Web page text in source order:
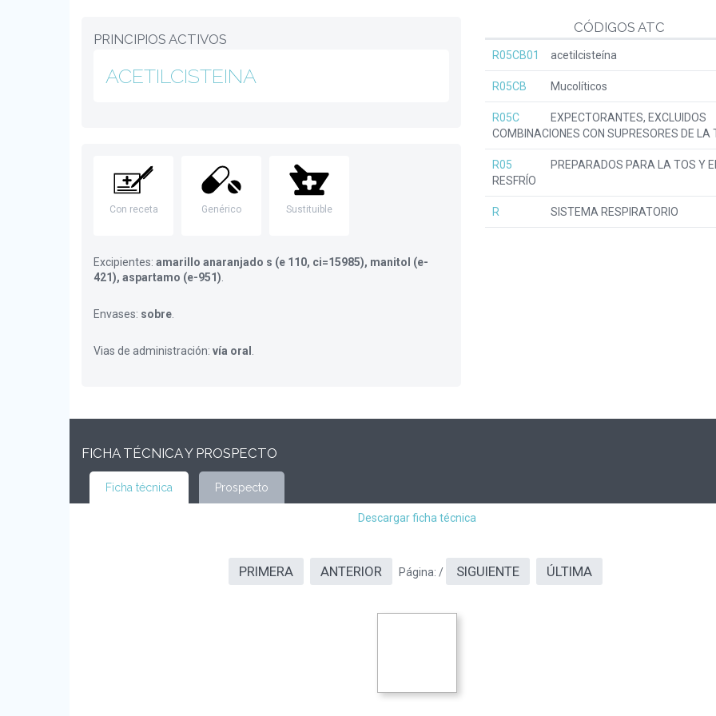
CÓDIGOS ATC
R05CB01 acetilcisteína
R05CB Mucolíticos
R05C
EXPECTORANTES, EXCLUIDOS
COMBINACIONES CON SUPRESORES DE LA
R05
PREPARADOS PARA LA TOS Y EL
RESFRÍO
R SISTEMA RESPIRATORIO
PRINCIPIOS ACTIVOS
ACETILCISTEINA
Con receta Genérico Sustituible
Excipientes: amarillo anaranjado s (e 110, ci=15985), manitol (e-
421), aspartamo (e-951)
Envases: sobre
Vias de administración: vía oral
FICHA TÉCNICA Y PROSPECTO
Ficha técnica Prospecto
Descargar ficha técnica
PRIMERA ANTERIOR Página: / SIGUIENTE ÚLTIMA